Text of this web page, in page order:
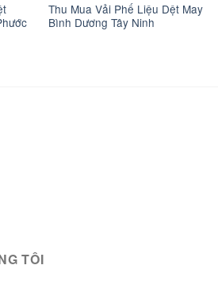
Thu Mua Vải Phế Liệu Dệt May
Bình Dương Tây Ninh
TÔI